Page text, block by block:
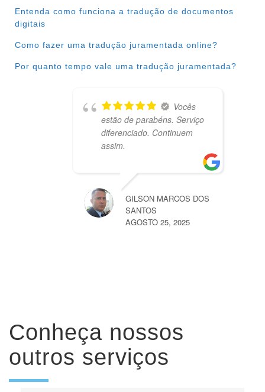
Entenda como funciona a tradução de documentos
digitais
Como fazer uma tradução juramentada online?
Por quanto tempo vale uma tradução juramentada?
Vocês
estão de parabéns. Serviço
diferenciado. Continuem
assim.
GILSON MARCOS DOS
SANTOS
AGOSTO 25, 2025
Conheça nossos
outros serviços